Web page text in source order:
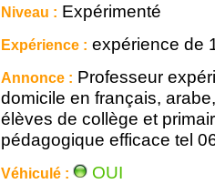
Niveau : Expérimenté
Expérience : expérience de
Annonce : Professeur
domicile en français,
élèves de collège et
pédagogique efficace tel
Véhiculé : OUI